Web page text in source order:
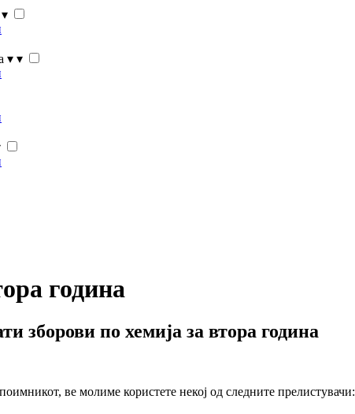
▾
▾ ▾
година
зборови по хемија за втора година
ве молиме користете некој од следните прелистувачи: